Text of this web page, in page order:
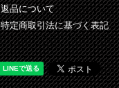
返品について
特定商取引法に基づく表記